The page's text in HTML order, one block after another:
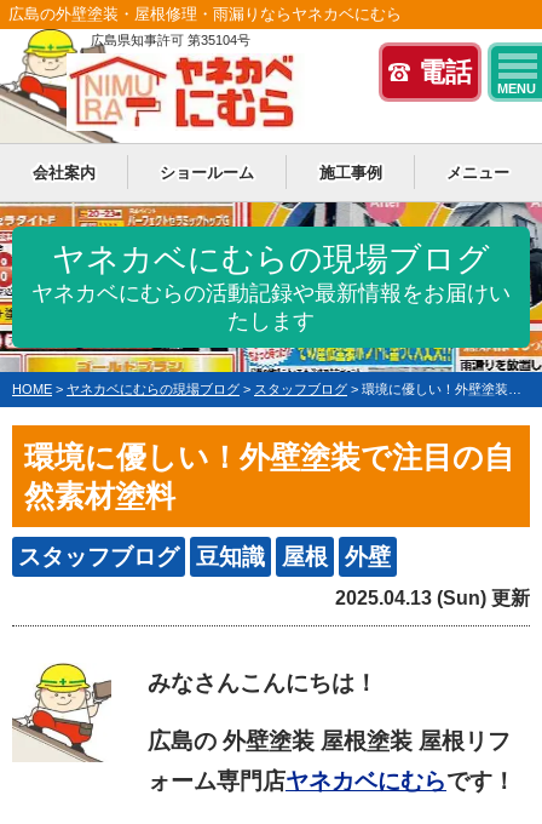
電話
MENU
広島の外壁塗装・屋根修理・雨漏りならヤネカベにむら
広島県知事許可 第35104号
会社案内 ショールーム 施工事例 メニュー
ヤネカベにむらの現場ブログ
ヤネカベにむらの活動記録や最新情報をお届けい
たします
HOME > ヤネカベにむらの現場ブログ > スタッフブログ > 環境に優しい！外壁塗装で注目の自然素材塗料
環境に優しい！外壁塗装で注目の自
然素材塗料
スタッフブログ 豆知識 屋根 外壁
2025.04.13 (Sun) 更新
みなさんこんにちは！
広島の 外壁塗装 屋根塗装 屋根リフ
ォーム専門店ヤネカベにむらです！